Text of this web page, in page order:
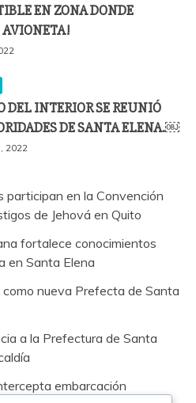
EN ZONA DONDE
AVIONETA!
DEL INTERIOR SE REUNIÓ
DE SANTA ELENA.￼
2022
participan en la Convención
de Jehová en Quito
fortalece conocimientos
en Santa Elena
como nueva Prefecta de Santa
a la Prefectura de Santa
embarcación